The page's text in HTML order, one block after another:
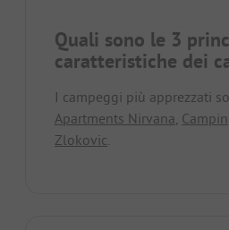
Quali sono le 3
caratteristiche dei
I campeggi più apprezzati
Apartments Nirvana
Zlokovic